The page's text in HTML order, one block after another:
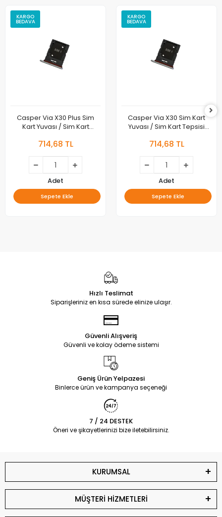
KARGO
BEDAVA
Casper Via X30 Plus Sim
Kart Yuvası / Sim Kart
714,68 TL
Adet
Sepete Ekle
KARGO
BEDAVA
Casper Via X30 Sim Kart
Yuvası / Sim Kart Tepsisi
714,68 TL
Adet
Sepete Ekle
Hızlı Teslimat
Siparişleriniz en kısa sürede elinize ulaşır.
Güvenli Alışveriş
Güvenli ve kolay ödeme sistemi
Geniş Ürün Yelpazesi
Binlerce ürün ve kampanya seçeneği
7 / 24 DESTEK
Öneri ve şikayetlerinizi bize iletebilirsiniz.
KURUMSAL
MÜŞTERİ HİZMETLERİ